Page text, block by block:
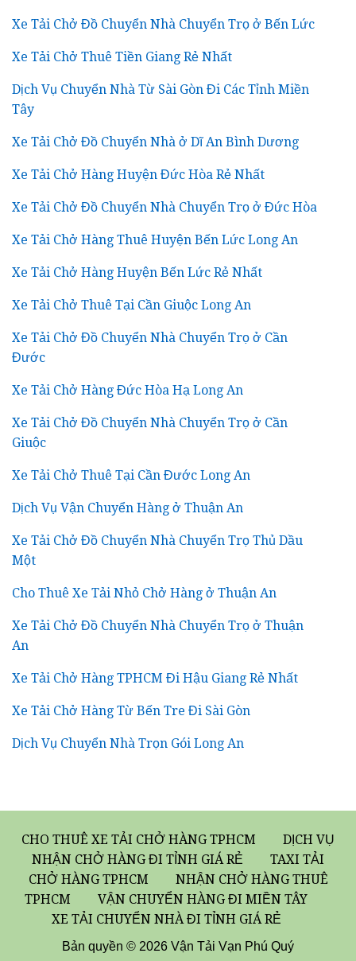
Xe Tải Chở Đồ Chuyển Nhà Chuyển Trọ ở Bến Lức
Xe Tải Chở Thuê Tiền Giang Rẻ Nhất
Dịch Vụ Chuyển Nhà Từ Sài Gòn Đi Các Tỉnh Miền
Tây
Xe Tải Chở Đồ Chuyển Nhà ở Dĩ An Bình Dương
Xe Tải Chở Hàng Huyện Đức Hòa Rẻ Nhất
Xe Tải Chở Đồ Chuyển Nhà Chuyển Trọ ở Đức Hòa
Xe Tải Chở Hàng Thuê Huyện Bến Lức Long An
Xe Tải Chở Hàng Huyện Bến Lức Rẻ Nhất
Xe Tải Chở Thuê Tại Cần Giuộc Long An
Xe Tải Chở Đồ Chuyển Nhà Chuyển Trọ ở Cần
Đước
Xe Tải Chở Hàng Đức Hòa Hạ Long An
Xe Tải Chở Đồ Chuyển Nhà Chuyển Trọ ở Cần
Giuộc
Xe Tải Chở Thuê Tại Cần Đước Long An
Dịch Vụ Vận Chuyển Hàng ở Thuận An
Xe Tải Chở Đồ Chuyển Nhà Chuyển Trọ Thủ Dầu
Một
Cho Thuê Xe Tải Nhỏ Chở Hàng ở Thuận An
Xe Tải Chở Đồ Chuyển Nhà Chuyển Trọ ở Thuận
An
Xe Tải Chở Hàng TPHCM Đi Hậu Giang Rẻ Nhất
Xe Tải Chở Hàng Từ Bến Tre Đi Sài Gòn
Dịch Vụ Chuyển Nhà Trọn Gói Long An
CHO THUÊ XE TẢI CHỞ HÀNG TPHCM
DỊCH VỤ
NHẬN CHỞ HÀNG ĐI TỈNH GIÁ RẺ
TAXI TẢI
CHỞ HÀNG TPHCM
NHẬN CHỞ HÀNG THUÊ
TPHCM
VẬN CHUYỂN HÀNG ĐI MIỀN TÂY
XE TẢI CHUYỂN NHÀ ĐI TỈNH GIÁ RẺ
Bản quyền © 2026 Vận Tải Vạn Phú Quý